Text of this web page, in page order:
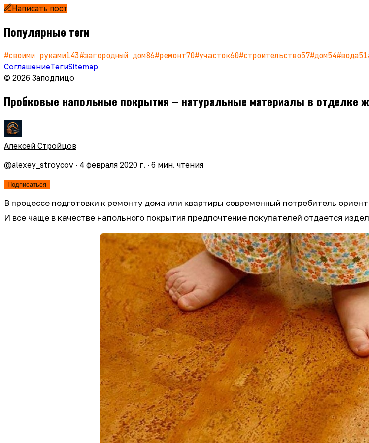
Написать пост
Популярные теги
#своими руками143#загородный дом86#ремонт70#участок60#строительство57#дом54#вода51
СоглашениеТегиSitemap
© 2026 Заподлицо
Пробковые напольные покрытия – натуральные материалы в отделке
Алексей Стройцов
@alexey_stroycov · 4 февраля 2020 г. · 6 мин. чтения
Подписаться
В процессе подготовки к ремонту дома или квартиры современный потребитель
И все чаще в качестве напольного покрытия предпочтение покупателей отдается